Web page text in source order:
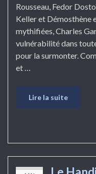
Rousseau, Fedor
Keller et Démosthène
mythifiées, Charles
vulnérabilité dans
pour la surmonter.
et …
Lire la suite